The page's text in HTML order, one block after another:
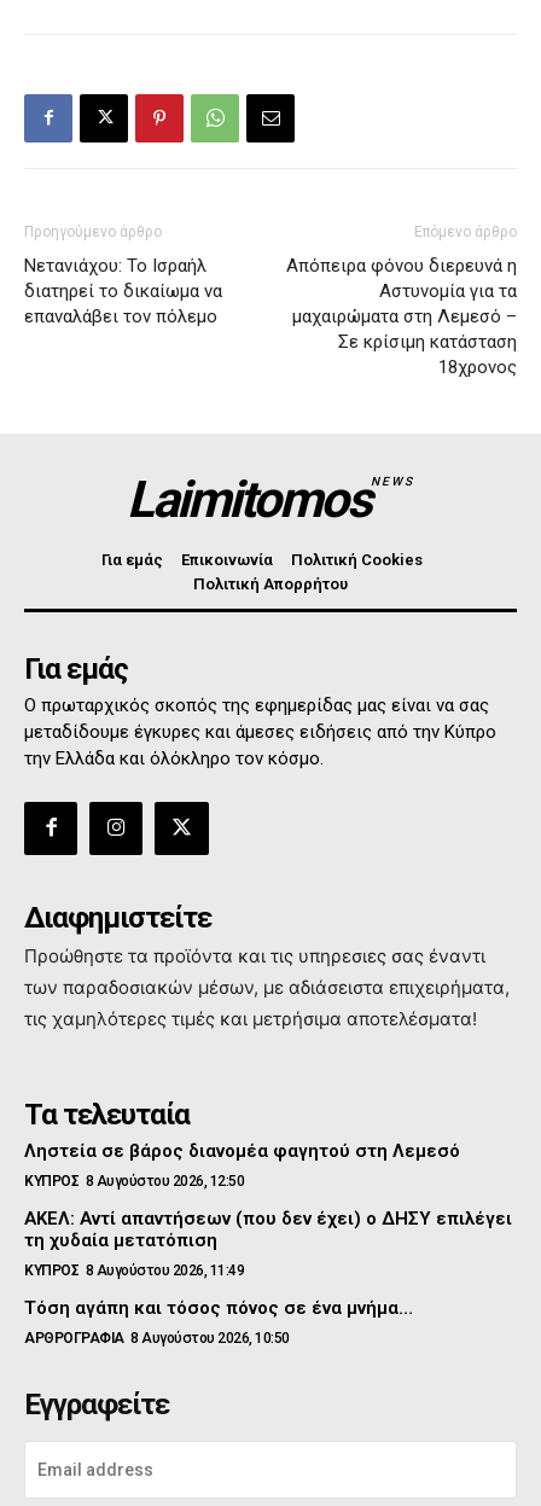
Προηγούμενο άρθρο
Νετανιάχου: Το Ισραήλ
διατηρεί το δικαίωμα να
επαναλάβει τον πόλεμο
Επόμενο άρθρο
Απόπειρα φόνου διερευνά η
Αστυνομία για τα
μαχαιρώματα στη Λεμεσό –
Σε κρίσιμη κατάσταση
18χρονος
LaimitomosNEWS
Για εμάς Επικοινωνία
Πολιτική Cookies
Πολιτική Απορρήτου
Για εμάς
Ο πρωταρχικός σκοπός της εφημερίδας μας είναι να σας
μεταδίδουμε έγκυρες και άμεσες ειδήσεις από την Κύπρο
την Ελλάδα και όλόκληρο τον κόσμο.
Διαφημιστείτε
Προώθηστε τα προϊόντα και τις υπηρεσιες σας έναντι
των παραδοσιακών μέσων, με αδιάσειστα επιχειρήματα,
τις χαμηλότερες τιμές και μετρήσιμα αποτελέσματα!
Τα τελευταία
Ληστεία σε βάρος διανομέα φαγητού στη Λεμεσό
ΚΥΠΡΟΣ 8 Αυγούστου 2026, 12:50
ΑΚΕΛ: Αντί απαντήσεων (που δεν έχει) ο ΔΗΣΥ επιλέγει
τη χυδαία μετατόπιση
ΚΥΠΡΟΣ 8 Αυγούστου 2026, 11:49
Τόση αγάπη και τόσος πόνος σε ένα μνήμα…
ΑΡΘΡΟΓΡΑΦΙΑ 8 Αυγούστου 2026, 10:50
Εγγραφείτε